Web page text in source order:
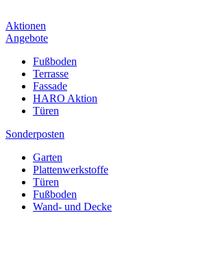
Aktionen
Angebote
Fußboden
Terrasse
Fassade
HARO Aktion
Türen
Sonderposten
Garten
Plattenwerkstoffe
Türen
Fußboden
Wand- und Decke